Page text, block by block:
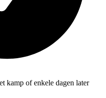
kamp of enkele dagen later